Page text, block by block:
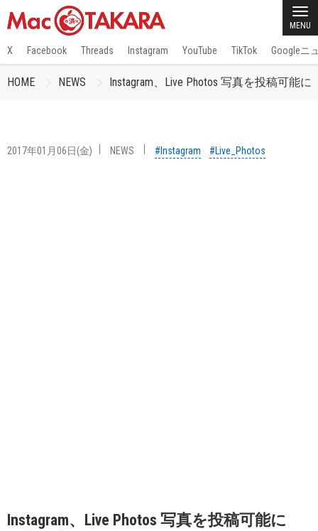
MENU
X Facebook Threads Instagram YouTube TikTok Googleニ
HOME NEWS Instagram、Live Photos 写真を投稿可能に
2017年01月06日(金) NEWS #Instagram #Live_Photos
Instagram、Live Photos 写真を投稿可能に